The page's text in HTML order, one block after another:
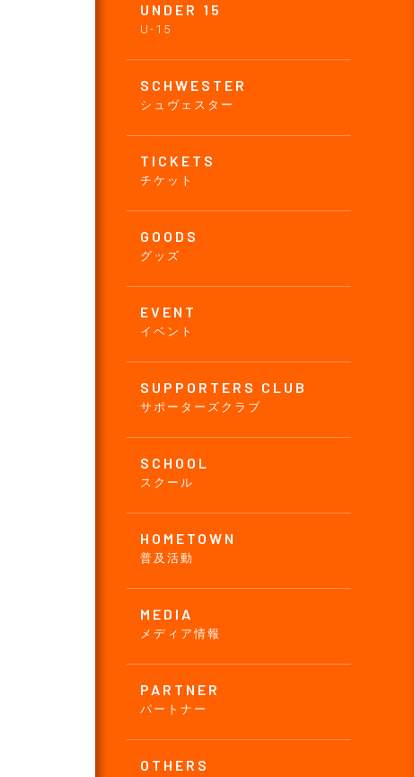
UNDER 15
U-15
SCHWESTER
シュヴェスター
TICKETS
チケット
GOODS
グッズ
EVENT
イベント
SUPPORTERS CLUB
サポーターズクラブ
SCHOOL
スクール
HOMETOWN
普及活動
MEDIA
メディア情報
PARTNER
パートナー
OTHERS